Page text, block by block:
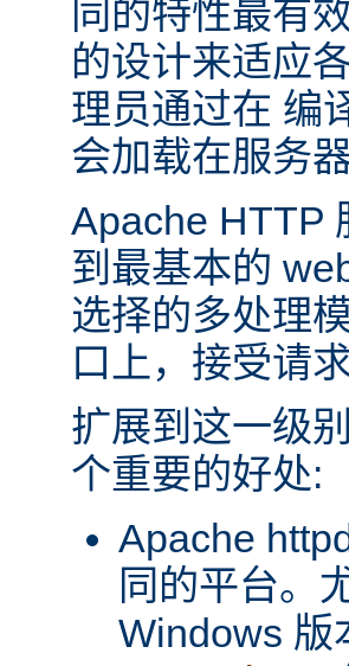
同的特性最有
的设计来适应
理员通过在 编
会加载在服务
Apache HTTP
到最基本的
选择的多处理
口上，接受请
扩展到这一级
个重要的好处:
Apache
同的平台。
Windows 版